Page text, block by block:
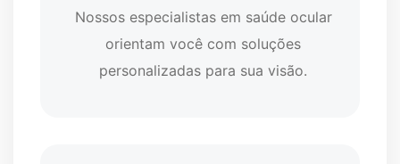
Nossos especialistas em saúde ocular
orientam você com soluções
personalizadas para sua visão.